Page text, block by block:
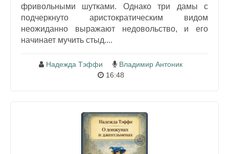
фривольными шутками. Однако три дамы с
подчеркнуто аристократическим видом
неожиданно выражают недовольство, и его
начинает мучить стыд....
Надежда Тэффи
Владимир Антоник
16:48